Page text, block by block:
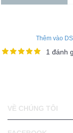
Thêm vào
1 đánh
VỀ CHÚNG TÔI